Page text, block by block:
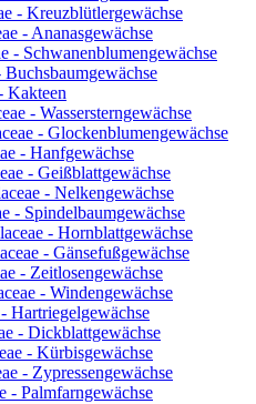
- Kreuzblütlergewächse
- Ananasgewächse
- Schwanenblumengewächse
Buchsbaumgewächse
Kakteen
- Wassersterngewächse
- Glockenblumengewächse
- Hanfgewächse
- Geißblattgewächse
- Nelkengewächse
- Spindelbaumgewächse
- Hornblattgewächse
- Gänsefußgewächse
- Zeitlosengewächse
- Windengewächse
Hartriegelgewächse
- Dickblattgewächse
- Kürbisgewächse
- Zypressengewächse
- Palmfarngewächse